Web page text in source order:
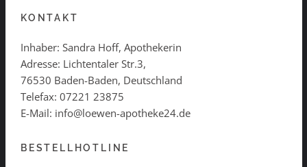
KONTAKT
Inhaber: Sandra Hoff, Apothekerin
Adresse: Lichtentaler Str.3,
76530 Baden-Baden, Deutschland
Telefax: 07221 23875
E-Mail: info@loewen-apotheke24.de
BESTELLHOTLINE